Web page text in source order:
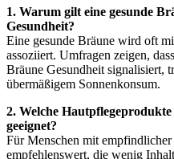
1. Warum gilt eine gesunde
Gesundheit?
Eine gesunde Bräune wird oft
assoziiert. Umfragen zeigen,
Bräune Gesundheit signalisiert,
übermäßigem Sonnenkonsum.
2. Welche
geeignet?
Für Menschen mit
empfehlenswert, die wenig